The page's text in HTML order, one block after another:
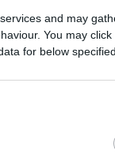
and may
You may
for below
között
a